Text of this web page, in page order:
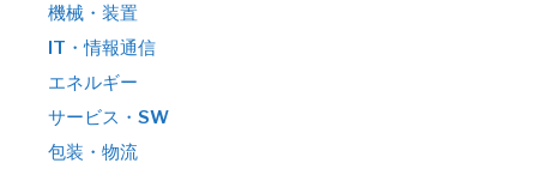
機械・装置
IT・情報通信
エネルギー
サービス・SW
包装・物流